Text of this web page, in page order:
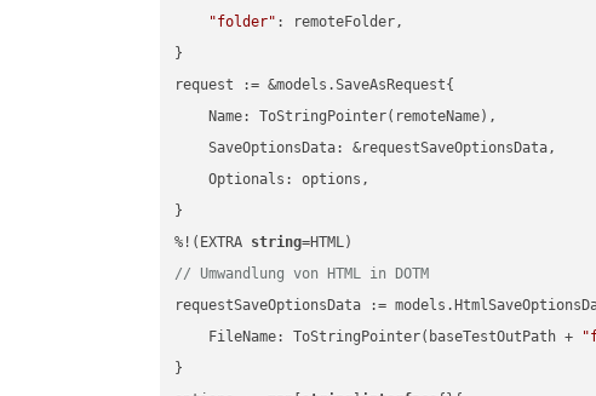
"folder" : remoteFolder,
}
request := &models.SaveAsRequest{
    Name: ToStringPointer(remoteName),
    SaveOptionsData: &requestSaveOptionsData,
    Optionals: options,
}
%!(EXTRA string
// Umwandlung von HTML in DOTM
requestSaveOptionsData :=
    FileName: ToStringPointer(baseTestOutPath +
}